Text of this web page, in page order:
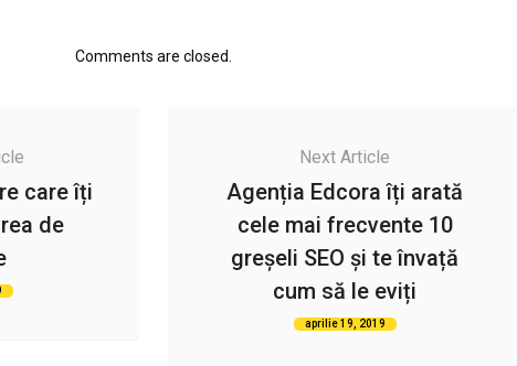
Comments are closed.
care îți
de
Next Article
Agenția Edcora îți arată
cele mai frecvente 10
greșeli SEO și te învață
cum să le eviți
aprilie 19, 2019